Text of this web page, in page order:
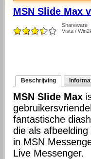
MSN Slide Max
Shareware
Vista /
Beschrijving
MSN Slide Max
fantastische
die als
in MSN
Live Messenger.